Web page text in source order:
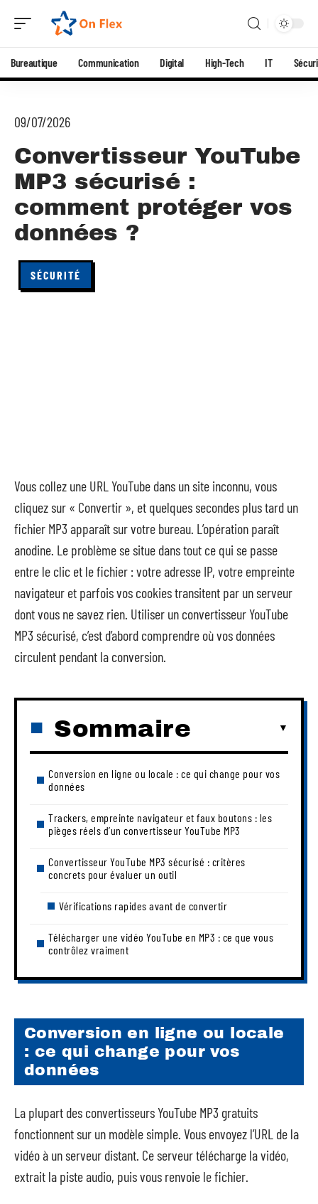
Bureautique Communication Digital High-Tech IT
09/07/2026
Convertisseur YouTube
MP3 sécurisé :
comment protéger vos
données ?
SÉCURITÉ
Vous collez une URL YouTube dans un site inconnu, vous
cliquez sur « Convertir », et quelques secondes plus tard un
fichier MP3 apparaît sur votre bureau. L’opération paraît
anodine. Le problème se situe dans tout ce qui se passe
entre le clic et le fichier : votre adresse IP, votre empreinte
navigateur et parfois vos cookies transitent par un serveur
dont vous ne savez rien. Utiliser un convertisseur YouTube
MP3 sécurisé, c’est d’abord comprendre où vos données
circulent pendant la conversion.
Sommaire
Conversion en ligne ou locale : ce qui change pour vos
données
Trackers, empreinte navigateur et faux boutons : les
pièges réels d’un convertisseur YouTube MP3
Convertisseur YouTube MP3 sécurisé : critères
concrets pour évaluer un outil
Vérifications rapides avant de convertir
Télécharger une vidéo YouTube en MP3 : ce que vous
contrôlez vraiment
Conversion en ligne ou locale
: ce qui change pour vos
données
La plupart des convertisseurs YouTube MP3 gratuits
fonctionnent sur un modèle simple. Vous envoyez l’URL de la
vidéo à un serveur distant. Ce serveur télécharge la vidéo,
extrait la piste audio, puis vous renvoie le fichier.